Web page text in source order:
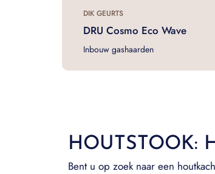
DIK GEURTS
DRU Cosmo Eco Wave
Inbouw gashaarden
HOUTSTOOK:
Bent u op zoek naar een